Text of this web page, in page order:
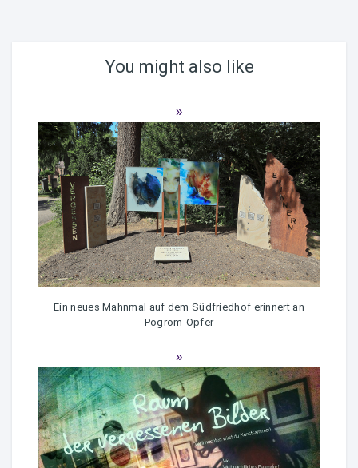
You might also like
Ein neues Mahnmal auf dem Südfriedhof erinnert an
Pogrom-Opfer